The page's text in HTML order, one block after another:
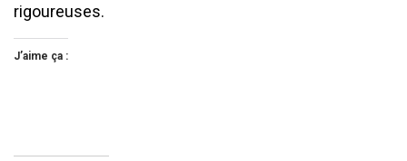
rigoureuses.
J’aime ça :